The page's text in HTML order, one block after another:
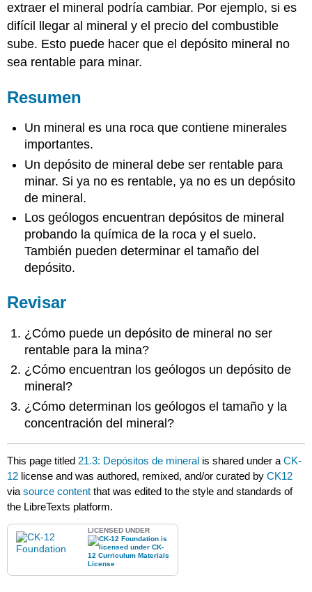
extraer el mineral podría cambiar. Por ejemplo, si es
difícil llegar al mineral y el precio del combustible
sube. Esto puede hacer que el depósito mineral no
sea rentable para minar.
Resumen
Un mineral es una roca que contiene minerales
importantes.
Un depósito de mineral debe ser rentable para
minar. Si ya no es rentable, ya no es un depósito
de mineral.
Los geólogos encuentran depósitos de mineral
probando la química de la roca y el suelo.
También pueden determinar el tamaño del
depósito.
Revisar
¿Cómo puede un depósito de mineral no ser
rentable para la mina?
¿Cómo encuentran los geólogos un depósito de
mineral?
¿Cómo determinan los geólogos el tamaño y la
concentración del mineral?
This page titled 21.3: Depósitos de mineral is shared under aCK-
12 license and was authored, remixed, and/or curated byCK12
viasource content that was edited to the style and standards of
the LibreTexts platform.
LICENSED UNDER